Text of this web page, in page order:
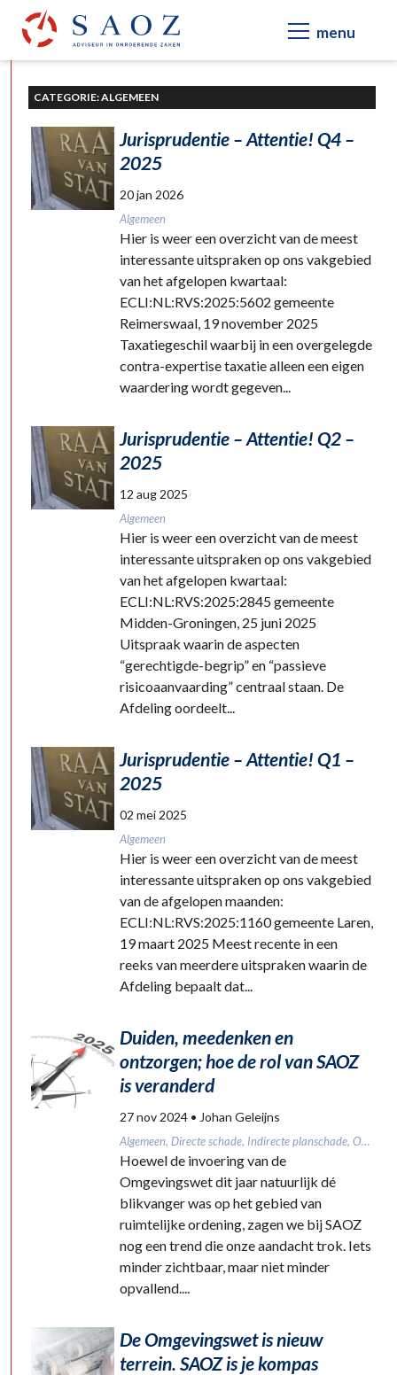
CATEGORIE: ALGEMEEN
Jurisprudentie – Attentie! Q4 –
2025
20 jan 2026
Algemeen
Hier is weer een overzicht van de meest
interessante uitspraken op ons vakgebied
van het afgelopen kwartaal:
ECLI:NL:RVS:2025:5602 gemeente
Reimerswaal, 19 november 2025
Taxatiegeschil waarbij in een overgelegde
contra-expertise taxatie alleen een eigen
waardering wordt gegeven...
Jurisprudentie – Attentie! Q2 –
2025
12 aug 2025
Algemeen
Hier is weer een overzicht van de meest
interessante uitspraken op ons vakgebied
van het afgelopen kwartaal:
ECLI:NL:RVS:2025:2845 gemeente
Midden-Groningen, 25 juni 2025
Uitspraak waarin de aspecten
“gerechtigde-begrip” en “passieve
risicoaanvaarding” centraal staan. De
Afdeling oordeelt...
Jurisprudentie – Attentie! Q1 –
2025
02 mei 2025
Algemeen
Hier is weer een overzicht van de meest
interessante uitspraken op ons vakgebied
van de afgelopen maanden:
ECLI:NL:RVS:2025:1160 gemeente Laren,
19 maart 2025 Meest recente in een
reeks van meerdere uitspraken waarin de
Afdeling bepaalt dat...
Duiden, meedenken en
ontzorgen; hoe de rol van SAOZ
is veranderd
27 nov 2024 • Johan Geleijns
Algemeen, Directe schade, Indirecte planschade, Omgevingswet, Procedure
Hoewel de invoering van de
Omgevingswet dit jaar natuurlijk dé
blikvanger was op het gebied van
ruimtelijke ordening, zagen we bij SAOZ
nog een trend die onze aandacht trok. Iets
minder zichtbaar, maar niet minder
opvallend....
De Omgevingswet is nieuw
terrein. SAOZ is je kompas